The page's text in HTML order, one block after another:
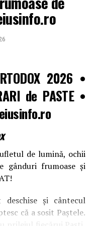
2026 •
de PASTE •
de lumină, ochii
gânduri frumoase și
și cântecul
că a sosit Paștele.